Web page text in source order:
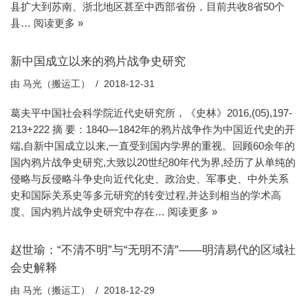
县扩大到苏南、浙北地区甚至中西部省份，目前共收8省50个
县… 阅读更多 »
新中国成立以来的鸦片战争史研究
由 马光（搬运工） 2018-12-31
葛夫平中国社会科学院近代史研究所，《史林》2016,(05),197-
213+222 摘 要：1840—1842年的鸦片战争作为中国近代史的开
端,自新中国成立以来,一直受到国内学界的重视。回顾60余年的
国内鸦片战争史研究,大致以20世纪80年代为界,经历了从单纯的
侵略与反侵略斗争史向近代化史、政治史、军事史、中外关系
史和国际关系史等多元研究的转变过程,并达到相当的学术高
度。国内鸦片战争史研究中存在… 阅读更多 »
赵世瑜：“不清不明”与“无明不清”——明清易代的区域社
会史解释
由 马光（搬运工） 2018-12-29